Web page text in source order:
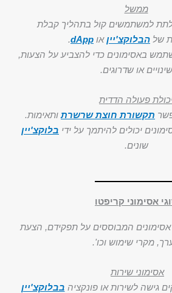
ממשל
לתת למשתמשים קול בתהליך קבלת
של הבלוקצ'ייןאו dApp
.
באסימונים כדי להצביע על הצעות,
שינויים או שדרוגים.
פעולה הדדית
תקשורת חוצת שרשרת ותאימות.
יכולים להיתמך על ידי בלוקצ'יין
שונים.
אסימוני קריפטו
אסימונים המבוססים על תפקידם, הצעת
מקרי שימוש וכו'.
אסימוני שירות
גישה לשירות או פונקציה בבלוקצ'יין